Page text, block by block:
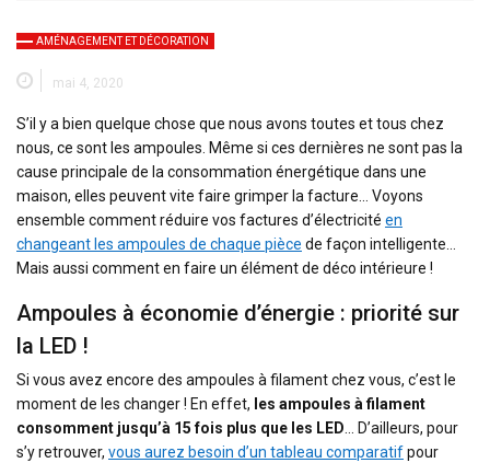
AMÉNAGEMENT ET DÉCORATION
mai 4, 2020
S’il y a bien quelque chose que nous avons toutes et tous chez
nous, ce sont les ampoules. Même si ces dernières ne sont pas la
cause principale de la consommation énergétique dans une
maison, elles peuvent vite faire grimper la facture… Voyons
ensemble comment réduire vos factures d’électricité en
changeant les ampoules de chaque pièce de façon intelligente…
Mais aussi comment en faire un élément de déco intérieure !
Ampoules à économie d’énergie : priorité sur
la LED !
Si vous avez encore des ampoules à filament chez vous, c’est le
moment de les changer ! En effet, les ampoules à filament
consomment jusqu’à 15 fois plus que les LED … D’ailleurs, pour
s’y retrouver, vous aurez besoin d’un tableau comparatifpour